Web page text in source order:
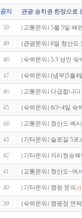
공지 관광 승차권 한장으로
50 [교통문의] 5월 5일 배
49 [관광문의] 6일 청산도
48 [숙박문의] 5.3 성인 숙
47 [숙박문의] (냉무)5월4
46 [교통문의] 다급합니다.
45 [숙박문의] 6/3~4일 숙
44 [교통문의] 청산도 배
43 [기타문의] 슬로길 5코
42 [기타문의] 지리청송
41 [교통문의] 청산도~여
40 [기타문의] 캠핑 문의
39 [숙박문의] 캠핑장 연